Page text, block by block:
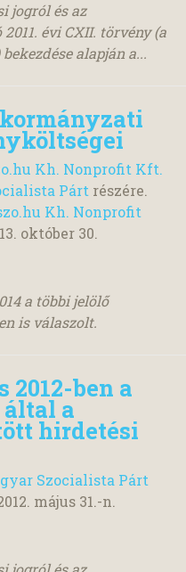
jogról és az
évi CXII. törvény (a
alapján a...
Kh. Nonprofit Kft.
Párt részére.
Kh. Nonprofit
október 30.
a többi jelölő
is válaszolt.
2012-ben a
a
hirdetési
Szocialista Párt
május 31.-n.